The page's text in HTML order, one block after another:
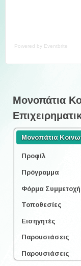
Powered by Eventbrite
Μονοπάτια
Μονοπάτια
Προφίλ
Πρόγραμμα
Φόρμα
Τοποθεσίες
Εισηγητές
Παρουσιάσεις
Παρουσιάσεις